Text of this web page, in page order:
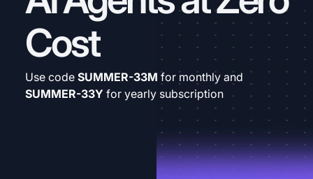
Cost
Use code SUMMER-33M for monthly and
SUMMER-33Y for yearly subscription